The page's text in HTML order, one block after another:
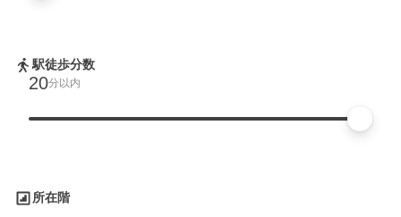
駅徒歩分数
20分以内
所在階